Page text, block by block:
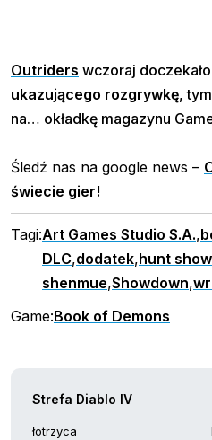
Outriders wczoraj
ukazującego rozgrywkę,
na… okładkę magazynu
Śledź nas na google news –
świecie gier!
Tagi:Art Games Studio S.A.,
DLC,dodatek,hunt
shenmue,Showdown,
Game:Book of Demons
Strefa Diablo IV
łotrzyca